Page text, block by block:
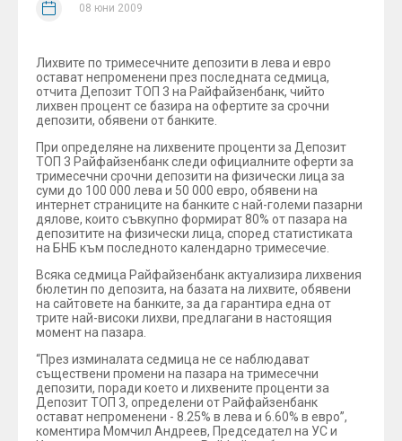
08 юни 2009
Лихвите по тримесечните депозити в лева и евро
остават непроменени през последната седмица,
отчита Депозит ТОП 3 на Райфайзенбанк, чийто
лихвен процент се базира на офертите за срочни
депозити, обявени от банките.
При определяне на лихвените проценти за Депозит
ТОП 3 Райфайзенбанк следи официалните оферти за
тримесечни срочни депозити на физически лица за
суми до 100 000 лева и 50 000 евро, обявени на
интернет страниците на банките с най-големи пазарни
дялове, които съвкупно формират 80% от пазара на
депозитите на физически лица, според статистиката
на БНБ към последното календарно тримесечие.
Всяка седмица Райфайзенбанк актуализира лихвения
бюлетин по депозита, на базата на лихвите, обявени
на сайтовете на банките, за да гарантира една от
трите най-високи лихви, предлагани в настоящия
момент на пазара.
“През изминалата седмица не се наблюдават
съществени промени на пазара на тримесечни
депозити, поради което и лихвените проценти за
Депозит ТОП 3, определени от Райфайзенбанк
остават непроменени - 8.25% в лева и 6.60% в евро”,
коментира Момчил Андреев, Председател на УС и